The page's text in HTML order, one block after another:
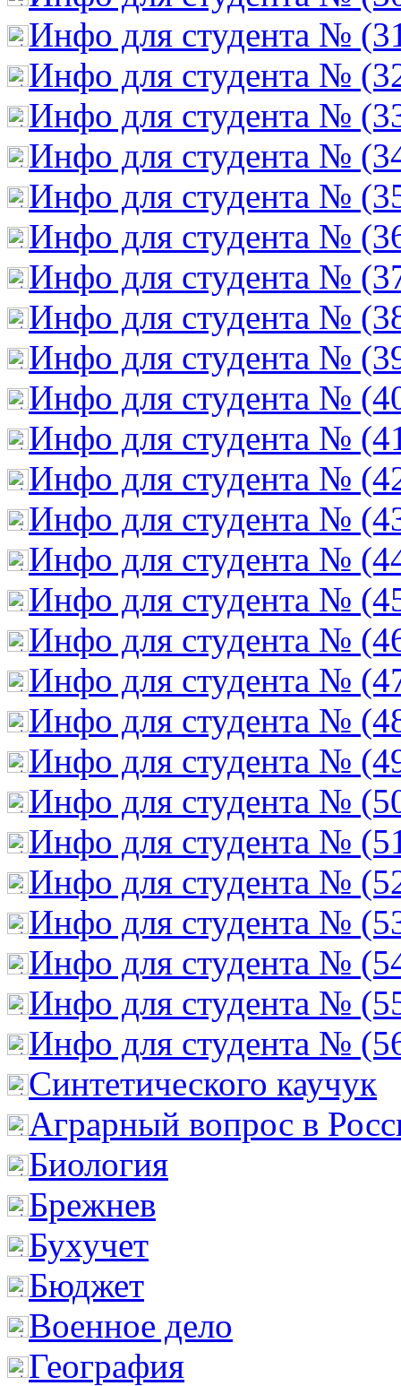
Инфо для студента №
Инфо для студента №
Инфо для студента №
Инфо для студента №
Инфо для студента №
Инфо для студента №
Инфо для студента №
Инфо для студента №
Инфо для студента №
Инфо для студента №
Инфо для студента №
Инфо для студента №
Инфо для студента №
Инфо для студента №
Инфо для студента №
Инфо для студента №
Инфо для студента №
Инфо для студента №
Инфо для студента №
Инфо для студента №
Инфо для студента №
Инфо для студента №
Инфо для студента №
Инфо для студента №
Инфо для студента №
Инфо для студента №
Cинтетического каучук
Аграрный вопрос в
Биология
Брежнев
Бухучет
Бюджет
Военное дело
География